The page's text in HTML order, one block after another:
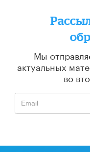
Мы
актуальных
во